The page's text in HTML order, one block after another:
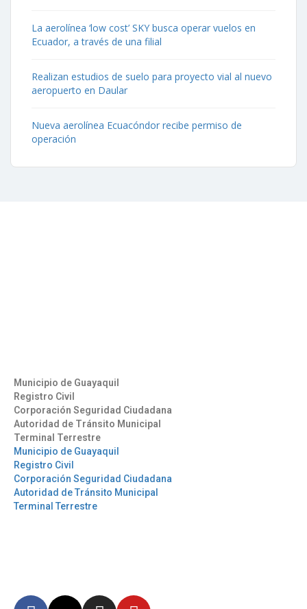
La aerolínea ‘low cost’ SKY busca operar vuelos en
Ecuador, a través de una filial
Realizan estudios de suelo para proyecto vial al nuevo
aeropuerto en Daular
Nueva aerolínea Ecuacóndor recibe permiso de
operación
Municipio de Guayaquil
Registro Civil
Corporación Seguridad Ciudadana
Autoridad de Tránsito Municipal
Terminal Terrestre
Municipio de Guayaquil
Registro Civil
Corporación Seguridad Ciudadana
Autoridad de Tránsito Municipal
Terminal Terrestre